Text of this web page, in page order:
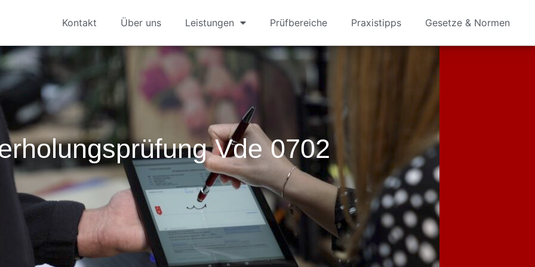
Kontakt Über uns Leistungen Prüfbereiche Praxistipps Gesetze & Normen
Vde 0702